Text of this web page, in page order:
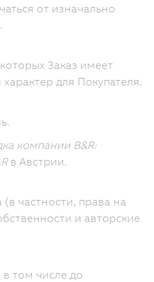
от изначально
Заказ имеет
для Покупателя.
компании B&R:
в Австрии.
частности, права на
и авторские
в том числе до